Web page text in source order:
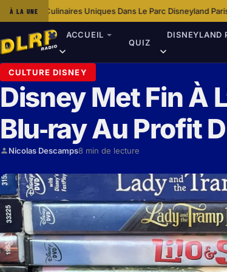
À LA UNE
Dans Le Parc Disneyland Paris·Cuisine Française
ACCUEIL
QUIZ
DISNEYLAND
CULTURE DISNEY
Disney Met Fin À
Blu‑ray Au Profit
Nicolas Descamps8 min de lecture